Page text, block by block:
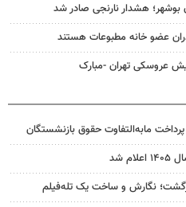
بوشهر؛ هشدار نارنجی صادر شد
عروسکی تهران -مبارک
مابه‌التفاوت حقوق بازنشستگان
شد
بازگشت؛ نگارش و ساخت یک تله‌فیلم